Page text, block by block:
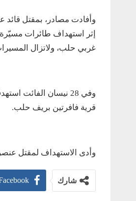
غربي حلب، ولاتزال المسيرات
وفي 28 نيسان
قرية فافرتين بريف حلب.
وأدى الاستهداف لمقتل
شارك